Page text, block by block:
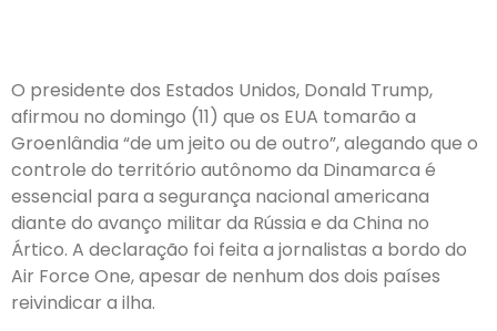
O presidente dos Estados Unidos, Donald Trump,
afirmou no domingo (11) que os EUA tomarão a
Groenlândia “de um jeito ou de outro”, alegando que o
controle do território autônomo da Dinamarca é
essencial para a segurança nacional americana
diante do avanço militar da Rússia e da China no
Ártico. A declaração foi feita a jornalistas a bordo do
Air Force One, apesar de nenhum dos dois países
reivindicar a ilha.